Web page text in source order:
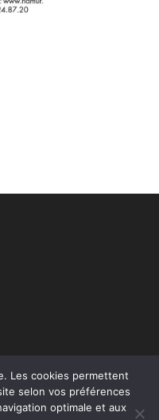
Les cookies permettent
selon vos préférences
optimale et aux